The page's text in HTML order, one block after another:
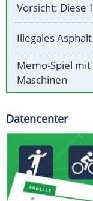
Vorsicht: Diese
Illegales
Memo-Spiel
Maschinen
Datencenter